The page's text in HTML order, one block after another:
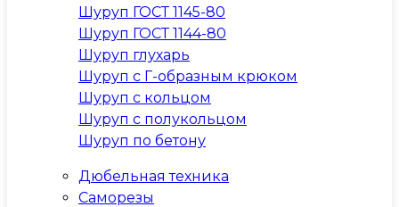
Шуруп ГОСТ 1145-80
Шуруп ГОСТ 1144-80
Шуруп глухарь
Шуруп с Г-образным крюком
Шуруп с кольцом
Шуруп с полукольцом
Шуруп по бетону
Дюбельная техника
Саморезы